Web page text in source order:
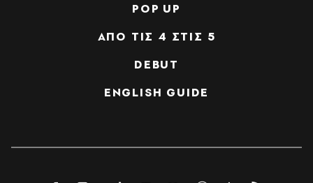
POP UP
ΑΠΟ ΤΙΣ 4 ΣΤΙΣ 5
DEBUT
ENGLISH GUIDE